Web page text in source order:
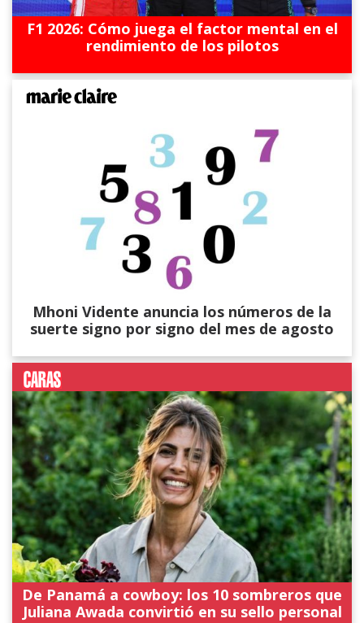
F1 2026: Cómo juega el factor mental en el
rendimiento de los pilotos
Mhoni Vidente anuncia los números de la
suerte signo por signo del mes de agosto
De Panamá a cowboy: los 10 sombreros que
Juliana Awada convirtió en su sello personal